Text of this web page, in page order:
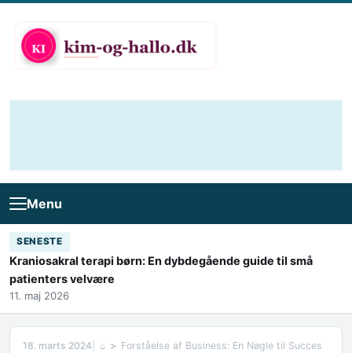
Menu
SENESTE
Kraniosakral terapi børn: En dybdegående guide til små
patienters velvære
11. maj 2026
18. marts 2024 ⌂ Forståelse af Business: En Nøgle til Succes